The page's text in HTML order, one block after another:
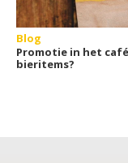
Blog
Promotie in het
bieritems?